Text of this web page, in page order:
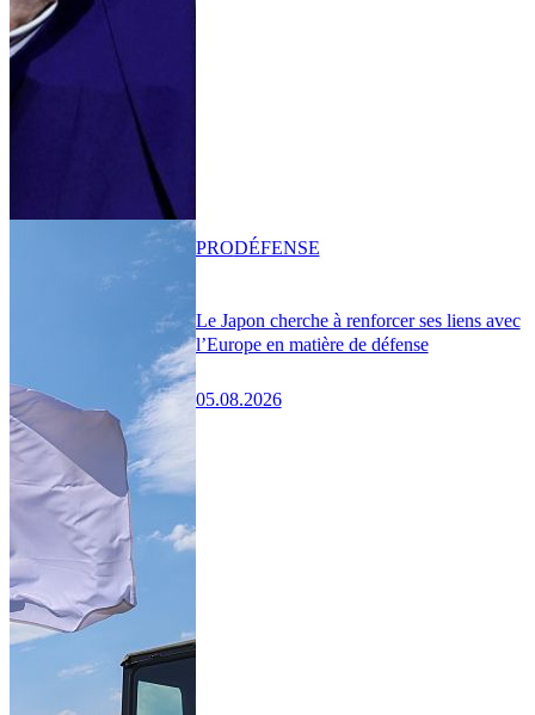
Le Japon cherche à renforcer ses liens avec
l’Europe en matière de défense
05.08.2026
PRODÉFENSE